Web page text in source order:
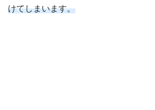
けてしまいます。